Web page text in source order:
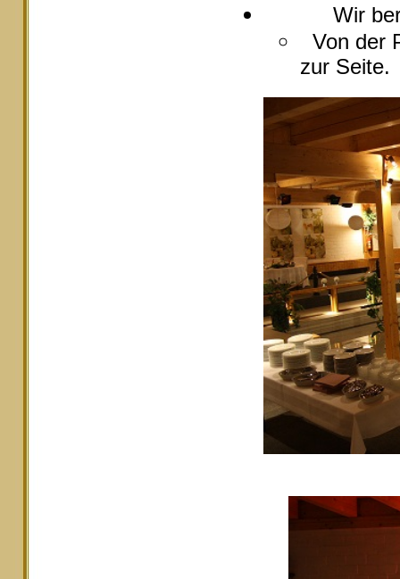
Wir
Von der
zur Seite.